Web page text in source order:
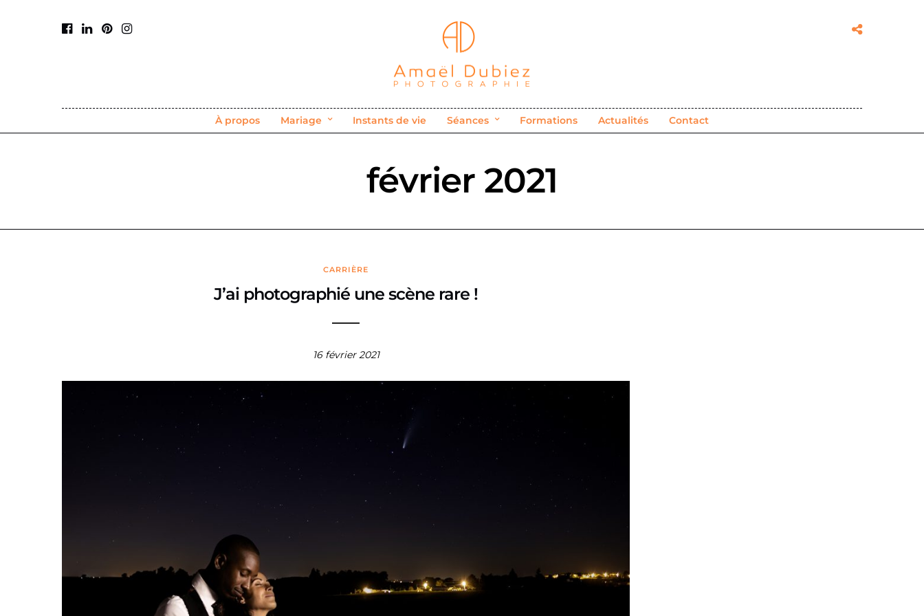
À propos Mariage Instants de vie Séances Formations Actualités Contact
février 2021
CARRIÈRE
J’ai photographié une scène rare !
16 février 2021